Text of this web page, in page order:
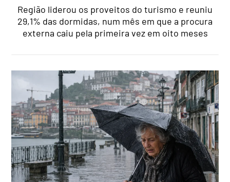
Região liderou os proveitos do turismo e reuniu
29,1% das dormidas, num mês em que a procura
externa caiu pela primeira vez em oito meses